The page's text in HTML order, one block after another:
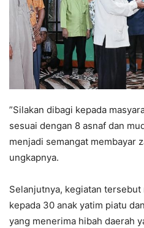
”Silakan dibagi kepada
sesuai dengan 8 asnaf dan
menjadi semangat membayar
ungkapnya.
Selanjutnya, kegiatan
kepada 30 anak yatim piatu
yang menerima hibah daerah